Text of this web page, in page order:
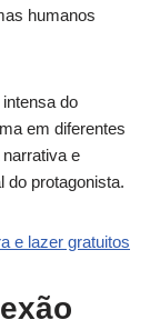
humanos
do
em diferentes
e
do protagonista.
e lazer gratuitos